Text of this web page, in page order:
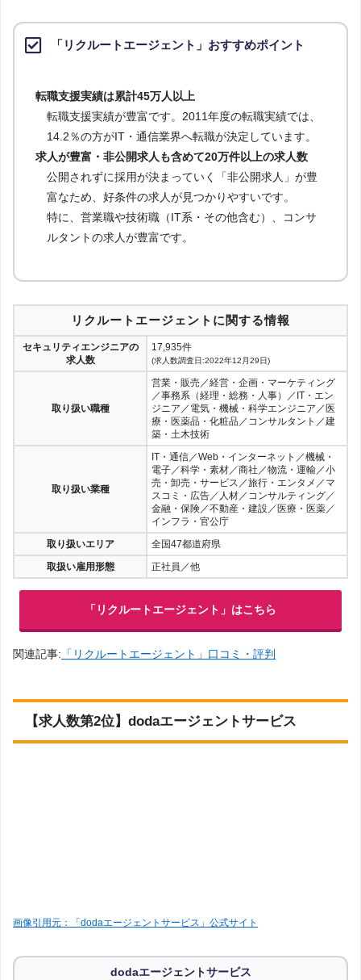
「リクルートエージェント」おすすめポイント
転職支援実績は累計45万人以上
転職支援実績が豊富です。2011年度の転職実績では、
14.2％の方がIT・通信業界へ転職が決定しています。
求人が豊富・非公開求人も含めて20万件以上の求人数
公開されずに採用が決まっていく「非公開求人」が豊
富なため、好条件の求人が見つかりやすいです。
特に、営業職や技術職（IT系・その他含む）、コンサ
ルタントの求人が豊富です。
リクルートエージェントに関する情報
セキュリティエンジニアの
求人数
17,935件
(求人数調査日:2022年12月29日)
取り扱い職種
営業・販売／経営・企画・マーケティング
／事務系（経理・総務・人事）／IT・エン
ジニア／電気・機械・科学エンジニア／医
療・医薬品・化粧品／コンサルタント／建
築・土木技術
取り扱い業種
IT・通信／Web・インターネット／機械・
電子／科学・素材／商社／物流・運輸／小
売・卸売・サービス／旅行・エンタメ／マ
スコミ・広告／人材／コンサルティング／
金融・保険／不動産・建設／医療・医薬／
インフラ・官公庁
取り扱いエリア
全国47都道府県
取扱い雇用形態
正社員／他
「リクルートエージェント」はこちら
関連記事: 「リクルートエージェント」口コミ・評判
【求人数第2位】dodaエージェントサービス